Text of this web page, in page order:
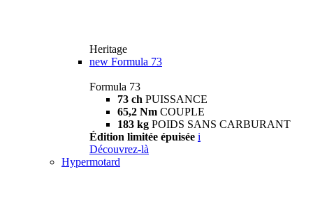
Heritage
new Formula 73
Formula 73
73 ch PUISSANCE
65,2 Nm COUPLE
183 kg POIDS SANS CARBURANT
Édition limitée épuisée i
Découvrez-là
Hypermotard